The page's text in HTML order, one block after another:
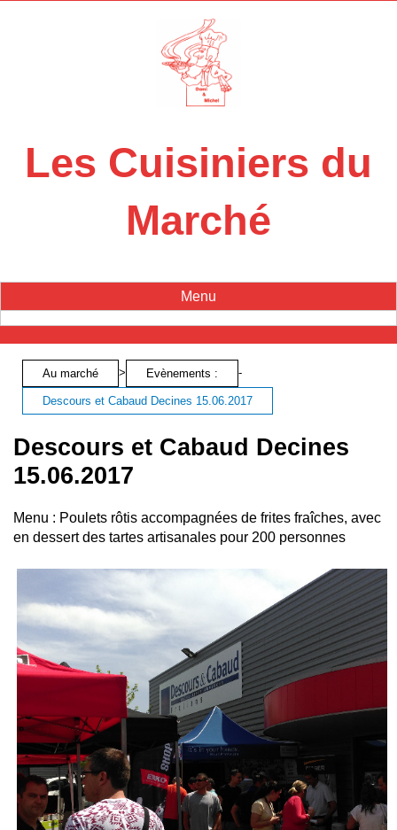
Les Cuisiniers du
Marché
Menu
Au marché > Evènements : -
Descours et Cabaud Decines 15.06.2017
Descours et Cabaud Decines
15.06.2017
Menu : Poulets rôtis accompagnées de frites fraîches, avec
en dessert des tartes artisanales pour 200 personnes